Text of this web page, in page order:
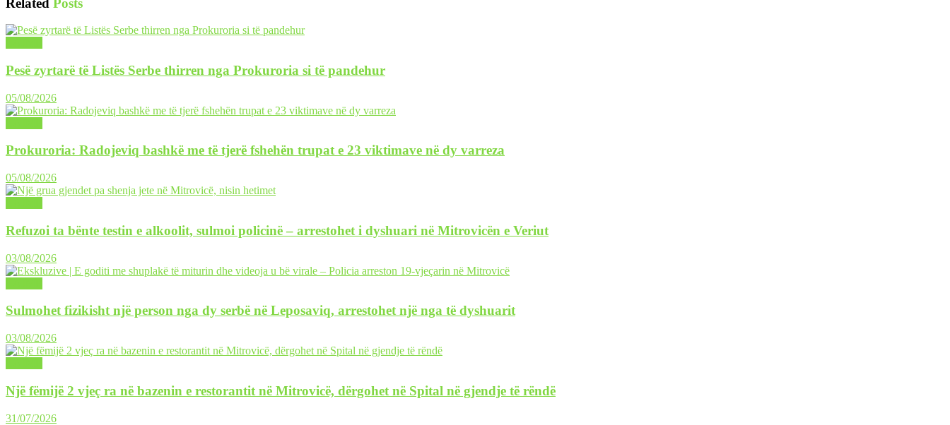
Pesë zyrtarë të Listës Serbe thirren nga Prokuroria si të pandehur
05/08/2026
Prokuroria: Radojeviq bashkë me të tjerë fshehën trupat e 23 viktimave në dy varreza
05/08/2026
Refuzoi ta bënte testin e alkoolit, sulmoi policinë – arrestohet i dyshuari në Mitrovicën e Veriut
03/08/2026
Sulmohet fizikisht një person nga dy serbë në Leposaviq, arrestohet një nga të dyshuarit
03/08/2026
Një fëmijë 2 vjeç ra në bazenin e restorantit në Mitrovicë, dërgohet në Spital në gjendje të rëndë
31/07/2026